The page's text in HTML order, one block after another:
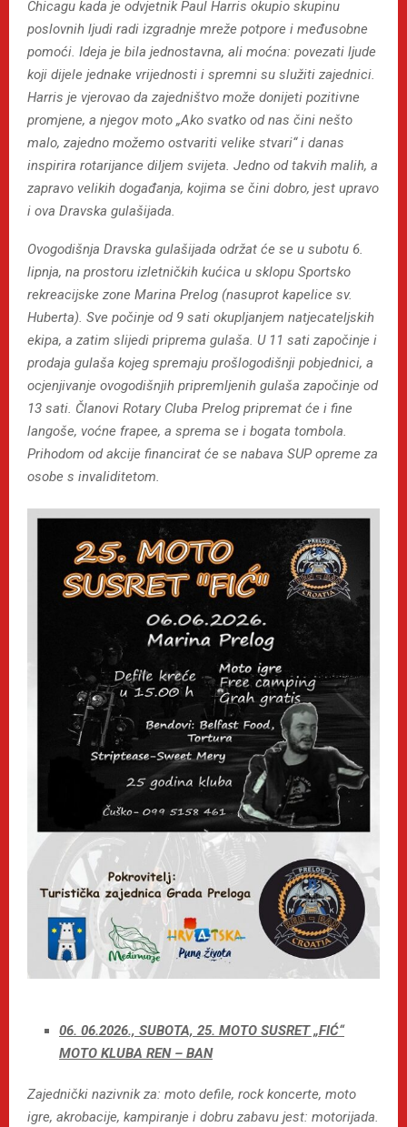
Chicagu kada je odvjetnik Paul Harris okupio skupinu
poslovnih ljudi radi izgradnje mreže potpore i međusobne
pomoći. Ideja je bila jednostavna, ali moćna: povezati ljude
koji dijele jednake vrijednosti i spremni su služiti zajednici.
Harris je vjerovao da zajedništvo može donijeti pozitivne
promjene, a njegov moto „Ako svatko od nas čini nešto
malo, zajedno možemo ostvariti velike stvari“ i danas
inspirira rotarijance diljem svijeta. Jedno od takvih malih, a
zapravo velikih događanja, kojima se čini dobro, jest upravo
i ova Dravska gulašijada.
Ovogodišnja Dravska gulašijada održat će se u subotu 6.
lipnja, na prostoru izletničkih kućica u sklopu Sportsko
rekreacijske zone Marina Prelog (nasuprot kapelice sv.
Huberta). Sve počinje od 9 sati okupljanjem natjecateljskih
ekipa, a zatim slijedi priprema gulaša. U 11 sati započinje i
prodaja gulaša kojeg spremaju prošlogodišnji pobjednici, a
ocjenjivanje ovogodišnjih pripremljenih gulaša započinje od
13 sati. Članovi Rotary Cluba Prelog pripremat će i fine
langoše, voćne frapee, a sprema se i bogata tombola.
Prihodom od akcije financirat će se nabava SUP opreme za
osobe s invaliditetom.
06. 06.2026., SUBOTA, 25. MOTO SUSRET „FIĆ“
MOTO KLUBA REN – BAN
Zajednički nazivnik za: moto defile, rock koncerte, moto
igre, akrobacije, kampiranje i dobru zabavu jest: motorijada.